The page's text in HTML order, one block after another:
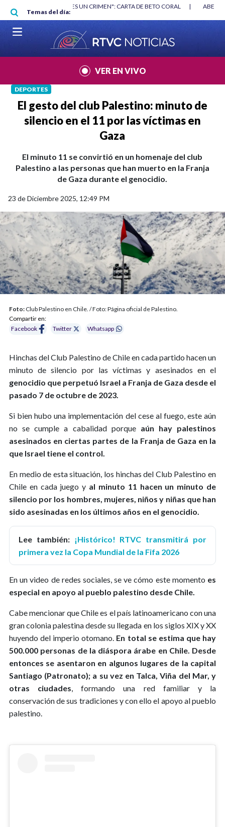
Pasar al contenido principal
Temas del día:
"HABLAR NO ES UN CRIMEN": CARTA DE BETO CORAL |
VER EN VIVO
DEPORTES
El gesto del club Palestino: minuto de
silencio en el 11 por las víctimas en
Gaza
El minuto 11 se convirtió en un homenaje del club
Palestino a las personas que han muerto en la Franja
de Gaza durante el genocidio.
23 de Diciembre 2025, 12:49 PM
Foto: Club Palestino en Chile. / Foto: Página oficial de Palestino.
Compartir en:
Facebook
Twitter Whatsapp
Hinchas del Club Palestino de Chile en cada partido hacen un
minuto de silencio por las víctimas y asesinados en el
genocidio que perpetuó Israel a Franja de Gaza desde el
pasado 7 de octubre de 2023.
Si bien hubo una implementación del cese al fuego, este aún
no se cumple a cabalidad porqueaún hay palestinos
asesinados en ciertas partes de la Franja de Gaza en la
que Israel tiene el control.
En medio de esta situación, los hinchas del Club Palestino en
Chile en cada juego y al minuto 11 hacen un minuto de
silencio por los hombres, mujeres, niños y niñas que han
sido asesinadas en los últimos años en el genocidio.
Lee también: ¡Histórico! RTVC transmitirá por
primera vez la Copa Mundial de la Fifa 2026
En un video de redes sociales, se ve cómo este momento es
especial en apoyo al pueblo palestino desde Chile.
Cabe mencionar que Chile es el país latinoamericano con una
gran colonia palestina desde su llegada en los siglos XIX y XX
huyendo del imperio otomano. En total se estima que hay
500.000 personas de la diáspora árabe en Chile. Desde
entonces se asentaron en algunos lugares de la capital
Santiago (Patronato); a su vez en Talca, Viña del Mar, y
otras ciudades, formando una red familiar y la
conservación de sus tradiciones y con ello el apoyo al pueblo
palestino.